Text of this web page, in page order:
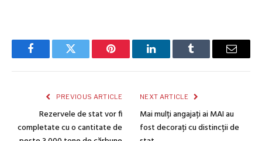
FacebookTwitter Pinterest LinkedInTumblr Email
PREVIOUS ARTICLE
Rezervele de stat vor fi
completate cu o cantitate de
NEXT ARTICLE
Mai mulți angajați ai MAI au
fost decorați cu distincții de